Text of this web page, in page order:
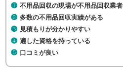
不用品回収の現場が不用品回収業
多数の不用品回収実績がある
見積もりが分かりやすい
適した資格を持っている
口コミが良い